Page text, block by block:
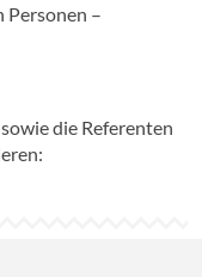
Personen –
die Referenten